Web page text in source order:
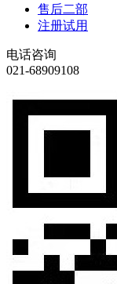
售后二部
注册试用
电话咨询
021-68909108